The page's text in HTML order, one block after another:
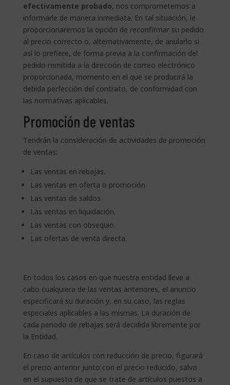
efectivamente probado, nos comprometemos a
informarle de manera inmediata. En tal situación, le
proporcionaremos la opción de reconfirmar su pedido
al precio correcto o, alternativamente, de anularlo si
así lo prefiere, de forma previa a la confirmación del
pedido remitida a la dirección de correo electrónico
proporcionada, momento en el que se producirá la
debida perfección del contrato, de conformidad con
las normativas aplicables.
Promoción de ventas
Tendrán la consideración de actividades de promoción
de ventas:
Las ventas en rebajas.
Las ventas en oferta o promoción.
Las ventas de saldos.
Las ventas en liquidación.
Las ventas con obsequio.
Las ofertas de venta directa.
En todos los casos en que nuestra entidad lleve a
cabo cualquiera de las ventas anteriores, el anuncio
especificará su duración y, en su caso, las reglas
especiales aplicables a las mismas. La duración de
cada periodo de rebajas será decidida libremente por
la Entidad.
En caso de artículos con reducción de precio, figurará
el precio anterior junto con el precio reducido, salvo
en el supuesto de que se trate de artículos puestos a